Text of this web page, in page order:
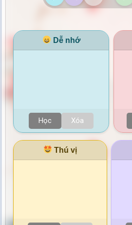
Dễ nhớ
Học Xóa
Thú vị